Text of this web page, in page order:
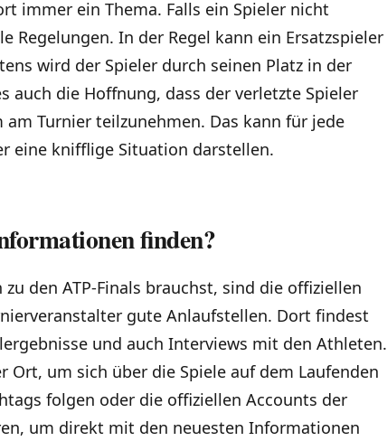
immer ein Thema. Falls ein Spieler nicht
Regelungen. In der Regel kann ein Ersatzspieler
wird der Spieler durch seinen Platz in der
auch die Hoffnung, dass der verletzte Spieler
Turnier teilzunehmen. Das kann für jede
eine knifflige Situation darstellen.
finden?
den ATP-Finals brauchst, sind die offiziellen
gute Anlaufstellen. Dort findest
und auch Interviews mit den Athleten.
Ort, um sich über die Spiele auf dem Laufenden
folgen oder die offiziellen Accounts der
um direkt mit den neuesten Informationen